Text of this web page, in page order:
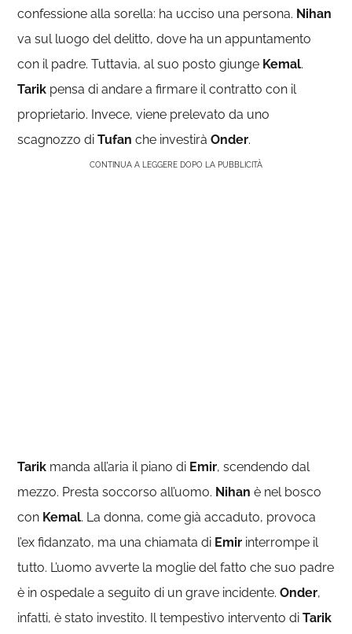
confessione alla sorella: ha ucciso una persona. Nihan
va sul luogo del delitto, dove ha un appuntamento
con il padre. Tuttavia, al suo posto giunge Kemal.
Tarik pensa di andare a firmare il contratto con il
proprietario. Invece, viene prelevato da uno
scagnozzo diTufan che investiràOnder.
CONTINUA A LEGGERE DOPO LA PUBBLICITÀ
Tarik manda all’aria il piano di Emir, scendendo dal
mezzo. Presta soccorso all’uomo. Nihan è nel bosco
con Kemal. La donna, come già accaduto, provoca
l’ex fidanzato, ma una chiamata di Emir interrompe il
tutto. L’uomo avverte la moglie del fatto che suo padre
è in ospedale a seguito di un grave incidente.Onder,
infatti, è stato investito. Il tempestivo intervento diTarik